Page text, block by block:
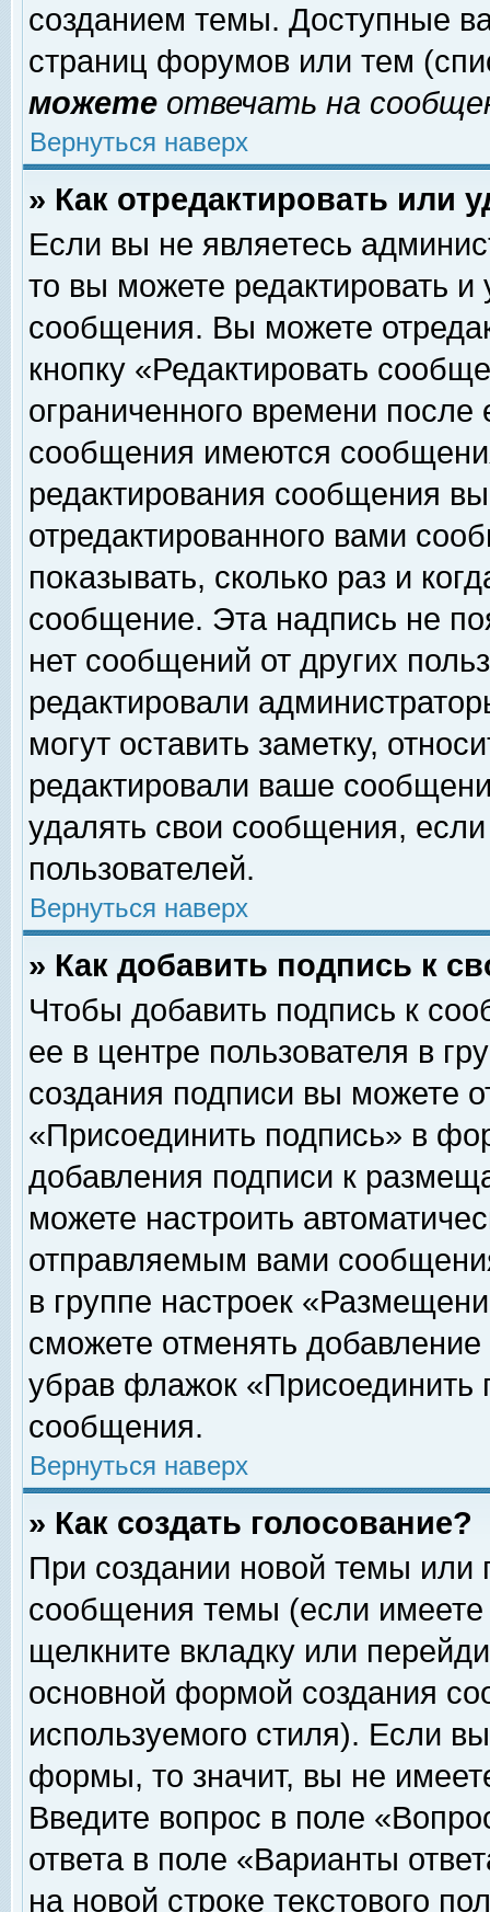
созданием темы. Доступные
страниц форумов или тем
можете отвечать на
Вернуться наверх
» Как отредактировать или
Если вы не являетесь
то вы можете редактировать и
сообщения. Вы можете
кнопку «Редактировать
ограниченного времени
сообщения имеются
редактирования сообщения
отредактированного вами
показывать, сколько раз и
сообщение. Эта надпись не
нет сообщений от других
редактировали
могут оставить заметку,
редактировали ваше
удалять свои сообщения,
пользователей.
Вернуться наверх
» Как добавить подпись к
Чтобы добавить подпись к
ее в центре пользователя в
создания подписи вы можете
«Присоединить подпись» в
добавления подписи к
можете настроить
отправляемым вами
в группе настроек
сможете отменять
убрав флажок «Присоединить
сообщения.
Вернуться наверх
» Как создать голосование?
При создании новой темы или
сообщения темы (если
щелкните вкладку или
основной формой создания
используемого стиля). Если
формы, то значит, вы не
Введите вопрос в поле
ответа в поле «Варианты
на новой строке текстового